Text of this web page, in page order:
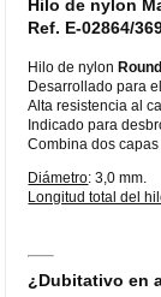
Hilo de nylon
Ref. E-02864/
Hilo de nylon
Desarrollado para
Alta resistencia al
Indicado para
Combina dos
Diámetro: 3,0 mm.
Longitud total del
¿Dubitativo en